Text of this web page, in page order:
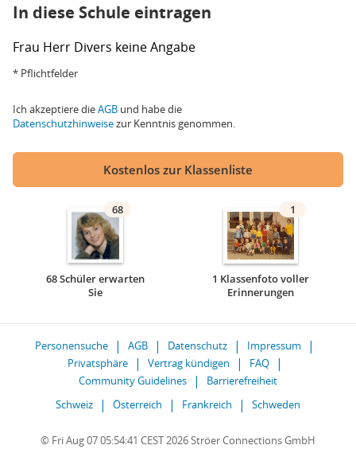
In diese Schule eintragen
Frau Herr Divers keine Angabe
* Pflichtfelder
Ich akzeptiere dieAGB und habe die
Datenschutzhinweisezur Kenntnis genommen.
Kostenlos zur Klassenliste
68
68 Schüler erwarten
Sie
1
1 Klassenfoto voller
Erinnerungen
Personensuche AGB Datenschutz
Impressum
Privatsphäre
Vertrag kündigen
FAQ
Community Guidelines
Barrierefreiheit
Schweiz
Österreich Frankreich Schweden
© Fri Aug 07 05:54:41 CEST 2026 Ströer Connections GmbH